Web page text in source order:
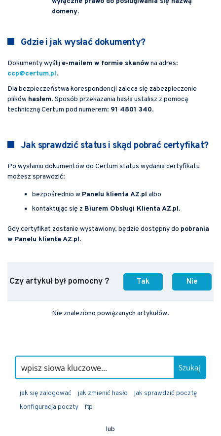
domeny.
Gdzie i jak wysłać dokumenty?
Dokumenty wyślij e-mailem w formie skanówna adres:
ccp@certum.pl.
Dla bezpieczeństwa korespondencji zaleca się zabezpieczenie
plików hasłem. Sposób przekazania hasła ustalisz z pomocą
techniczną Certum pod numerem: 91 4801 340.
Jak sprawdzić status i skąd pobrać certyfikat?
Po wysłaniu dokumentów do Certum status wydania certyfikatu
możesz sprawdzić:
bezpośrednio w Panelu klienta AZ.pl albo
kontaktując się z Biurem Obsługi Klienta AZ.pl.
Gdy certyfikat zostanie wystawiony, będzie dostępny do pobrania
w Panelu klienta AZ.pl.
Czy artykuł był pomocny ? Tak Nie
Nie znaleziono powiązanych artykułów.
Szukaj
jak się zalogować jak zmienić hasło
jak sprawdzić pocztę
konfiguracja poczty
ftp
lub